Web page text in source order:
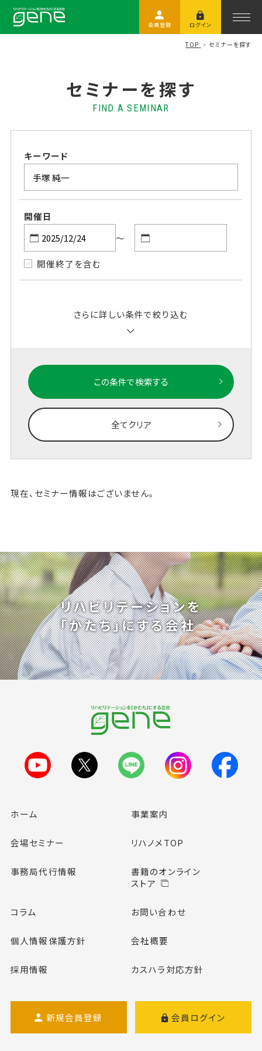
会員登録 ログイン
TOP セミナーを探す
セミナーを探す
FIND A SEMINAR
キーワード
開催日
～
開催終了を含む
さらに詳しい条件で絞り込む
この条件で検索する
全てクリア
現在、セミナー情報はございません。
リハビリテーションを
「かたち」にする会社
ホーム 事業案内
会場セミナー リハノメTOP
事務局代行情報
書籍のオンライン
ストア
コラム お問い合わせ
個人情報保護方針 会社概要
採用情報 カスハラ対応方針
新規会員登録 会員ログイン